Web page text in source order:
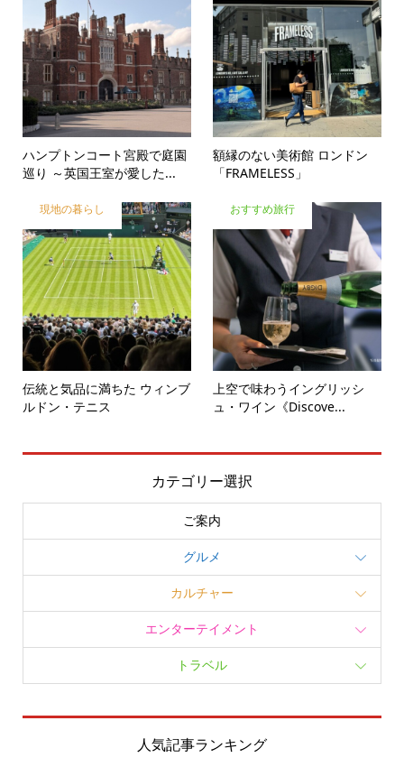
ハンプトンコート宮殿で庭園
巡り ～英国王室が愛した...
額縁のない美術館 ロンドン
「FRAMELESS」
現地の暮らし
伝統と気品に満ちた ウィンブ
ルドン・テニス
おすすめ旅行
上空で味わうイングリッシ
ュ・ワイン《Discove...
カテゴリー選択
ご案内
グルメ
カルチャー
エンターテイメント
トラベル
人気記事ランキング